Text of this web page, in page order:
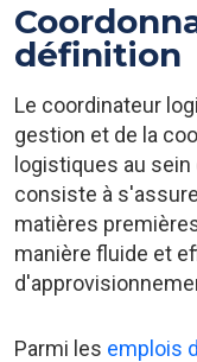
définition
Le coordinateur
gestion et de la
logistiques au
consiste à
matières
manière fluide et
Parmi les emplois